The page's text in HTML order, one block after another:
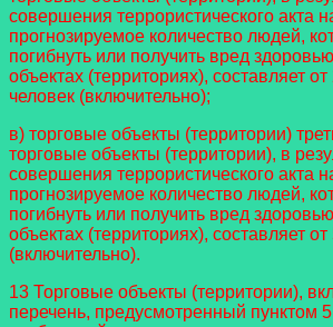
совершения террористического акта
прогнозируемое количество людей,
погибнуть или получить вред
объектах (территориях), составляет
человек (включительно);
в) торговые объекты (территории)
торговые объекты (территории), в
совершения террористического акта
прогнозируемое количество людей,
погибнуть или получить вред
объектах (территориях), составляет
(включительно).
13 Торговые объекты (территории),
перечень, предусмотренный пунктом